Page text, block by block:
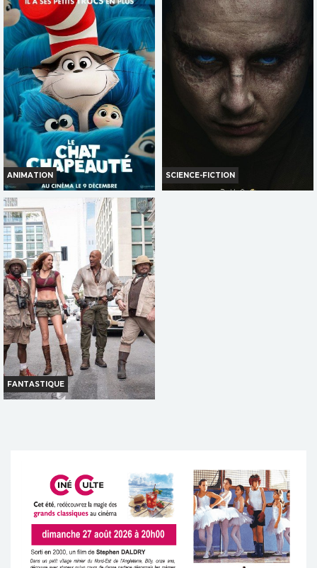
Infos
Bande-annonce
TOUT PUBLIC
Infos
Bande-annonce
ANIMATION
LE CHAT CHAPEAUTÉ
Bande-annonce
TOUT PUBLIC
SCIENCE-FICTION
FANTASTIQUE
TOUT PUBLIC